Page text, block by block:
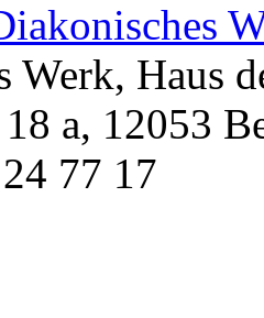
Werk, Haus
a, 12053
77 17